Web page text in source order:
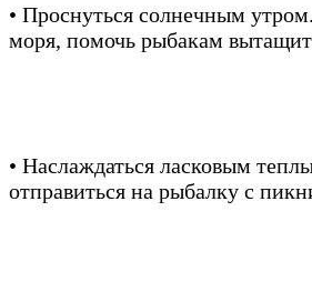
• Проснуться солнечным
моря, помочь рыбакам
• Наслаждаться ласковым
отправиться на рыбалку с